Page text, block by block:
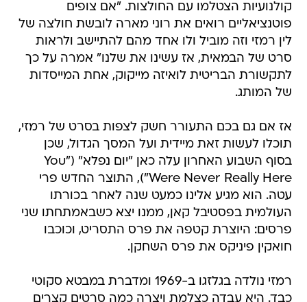
קולנועיות הצטלמו עם החולצות. "אם צופים
פוטנציאליים רואים את רוני מארה לובשת חולצה של
לין רמזי וזה מוביל ולו אחד מהם להתיישב ולראות
סרט של הבמאית, אז עשינו את שלנו" אמרה על כך
לתקשורת הבריטית לואיזה מייקוק, אחת המייסדות
של המותג.
אז אם גם בכם התעורר חשק לצפות בסרט של רמזי,
תוכלו לעשות זאת מיידית ועל המסך הגדול, שכן
בסוף השבוע האחרון עלה כאן "יום נפלא" ("You
Were Never Really Here"), התוצר החדש פרי
עטה. הוא מגיע אלינו כמעט שנה לאחר בכורתו
העולמית בפסטיבל קאן, ממנו יצא כשבאמתחתו שני
פרסים: היוצרת קטפה את פרס התסריט, וכוכבו
חואקין פיניקס את פרס השחקן.
רמזי נולדה בגלזגו ב-1969 ומדברת במבטא סקוטי
כבד. היא עבדה כצלמת ויצרה כמה סרטים קצרים